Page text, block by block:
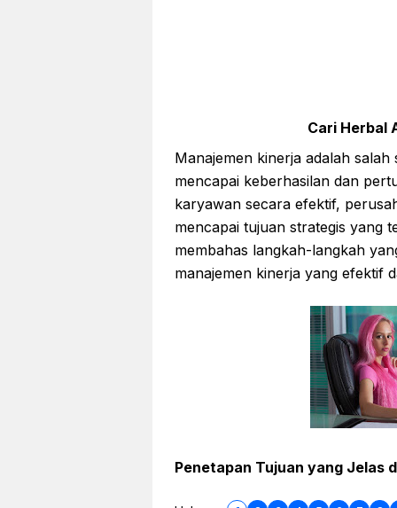
Cari Herbal
Manajemen kinerja adalah
mencapai keberhasilan dan
karyawan secara efektif,
mencapai tujuan strategis yang
membahas langkah-langkah
manajemen kinerja yang efektif
Penetapan Tujuan yang Jelas